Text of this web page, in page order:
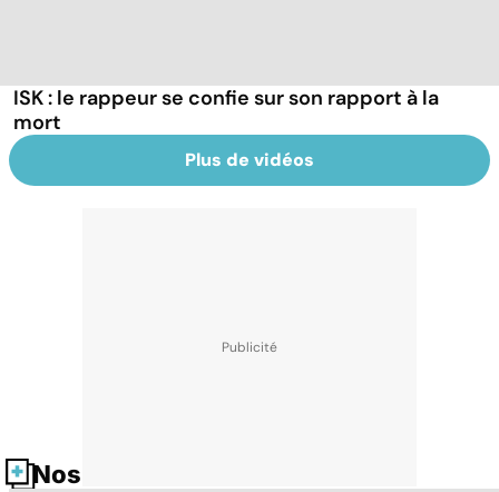
ISK : le rappeur se confie sur son rapport à la
mort
Plus de vidéos
Nos fiches santé